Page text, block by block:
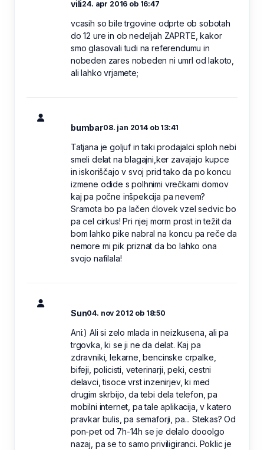
vili24. apr 2016 ob 16:47
vcasih so bile trgovine odprte ob sobotah
do 12 ure in ob nedeljah ZAPRTE, kakor
smo glasovali tudi na referendumu in
nobeden zares nobeden ni umrl od lakoto,
ali lahko vrjamete;
bumbar08. jan 2014 ob 13:41
Tatjana je goljuf in taki prodajalci sploh nebi
smeli delat na blagajni,ker zavajajo kupce
in iskoriščajo v svoj prid tako da po koncu
izmene odide s polhnimi vrečkami domov
kaj pa počne inšpekcija pa nevem?
Sramota bo pa lačen ćlovek vzel sedvic bo
pa cel cirkus! Pri njej morm prost in težit da
bom lahko pike nabral na koncu pa reče da
nemore mi pik priznat da bo lahko ona
svojo nafilala!
Sun04. nov 2012 ob 18:50
Ani:) Ali si zelo mlada in neizkusena, ali pa
trgovka, ki se ji ne da delat. Kaj pa
zdravniki, lekarne, bencinske crpalke,
bifeji, policisti, veterinarji, peki, cestni
delavci, tisoce vrst inzenirjev, ki med
drugim skrbijo, da tebi dela telefon, pa
mobilni internet, pa tale aplikacija, v katero
pravkar bulis, pa semaforji, pa... Stekas? Od
pon-pet od 7h-14h se je delalo dooolgo
nazaj, pa se to samo priviligiranci. Poklic je